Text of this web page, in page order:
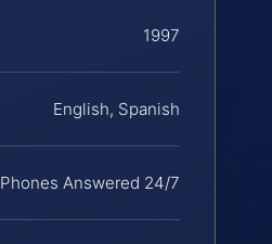
1997
English, Spanish
Phones Answered 24/7